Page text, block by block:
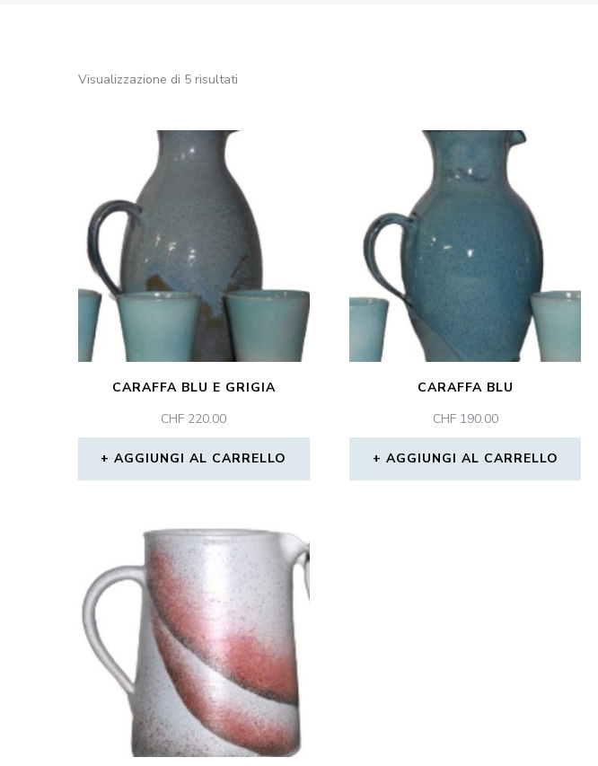
Visualizzazione di 5 risultati
recente
CARAFFA BLU E GRIGIA
CHF 220.00
AGGIUNGI AL CARRELLO
CARAFFA BLU
CHF190.00
AGGIUNGI AL CARRELLO